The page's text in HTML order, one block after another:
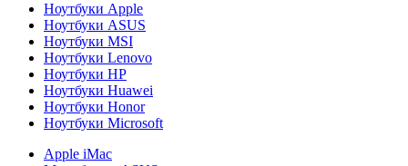
Ноутбуки Apple
Ноутбуки ASUS
Ноутбуки MSI
Ноутбуки Lenovo
Ноутбуки HP
Ноутбуки Huawei
Ноутбуки Honor
Ноутбуки Microsoft
Apple iMac